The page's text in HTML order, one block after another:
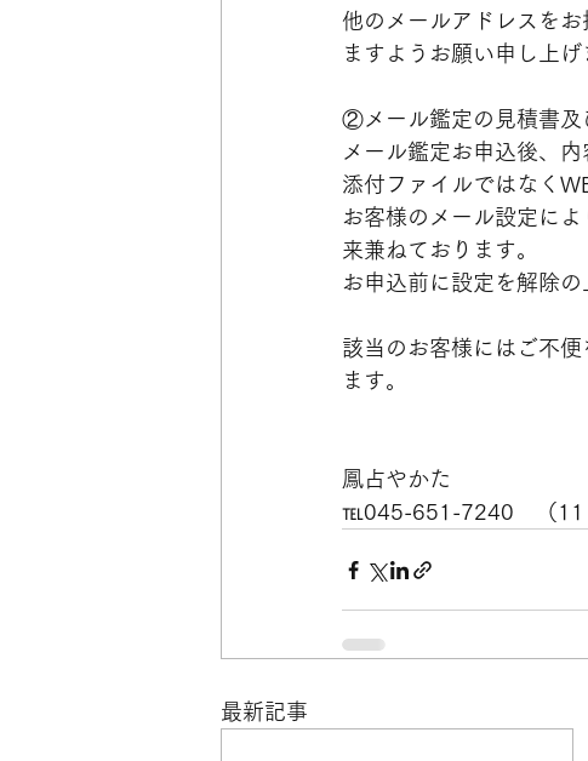
他のメールアドレスを
ますようお願い申し上げ
②メール鑑定の見積書及
メール鑑定お申込後、
添付ファイルではなく
お客様のメール設定に
来兼ねております。
お申込前に設定を解除
該当のお客様にはご不
ます。
鳳占やかた
℡045-651-7240　（11
最新記事